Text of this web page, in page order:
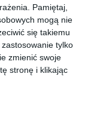
Pamiętaj,
mogą nie
się takiemu
tylko
zmienić swoje
stronę i klikając
] [ e-book ]